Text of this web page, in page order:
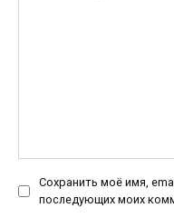
Сохранить моё имя,
последующих моих